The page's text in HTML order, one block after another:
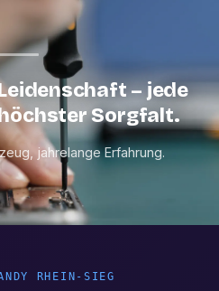
– jede
Sorgfalt.
jahrelange Erfahrung.
RHEIN-SIEG